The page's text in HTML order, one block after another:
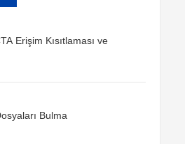
Erişim Kısıtlaması ve
Bulma